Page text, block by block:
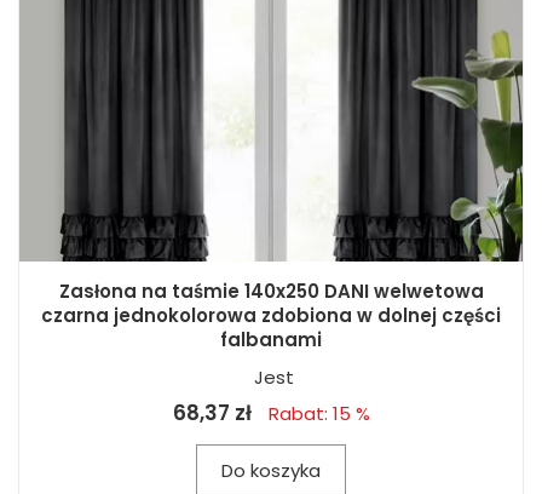
Zasłona na taśmie 140x250 DANI welwetowa
czarna jednokolorowa zdobiona w dolnej części
falbanami
Jest
68,37 zł Rabat: 15 %
Do koszyka